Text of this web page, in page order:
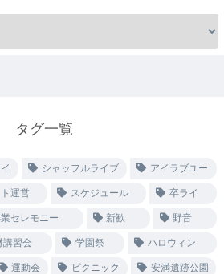
タグ一覧
シャッフルライブ アイラブユー
運営 スケジュール 卒ライ
セレモニー 新歓 野音
講習会 学園祭 ハロウィン
運動会 ピクニック 安満遺跡公園